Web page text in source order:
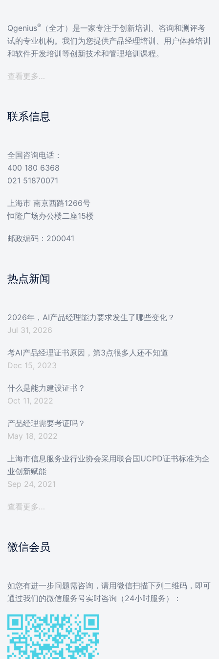
Qgenius®
（全才）是一家专注于创新培训、咨询和测评考
试的专业机构。我们为您提供产品经理培训、用户体验培训
和软件开发培训等创新技术和管理培训课程。
查看更多…
联系信息
全国咨询电话：
400 180 6368
021 51870071
上海市 南京西路1266号
恒隆广场办公楼二座15楼
邮政编码：200041
热点新闻
2026年，AI产品经理能力要求发生了哪些变化？
Jul 31, 2026
考AI产品经理证书原因，第3点很多人还不知道
Dec 15, 2023
什么是能力建设证书？
Oct 11, 2022
产品经理需要考证吗？
May 18, 2022
上海市信息服务业行业协会采用联合国UCPD证书标准为企
业创新赋能
Sep 24, 2021
查看更多…
微信会员
如您有进一步问题需咨询，请用微信扫描下列二维码，即可
通过我们的微信服务号实时咨询（24小时服务）：